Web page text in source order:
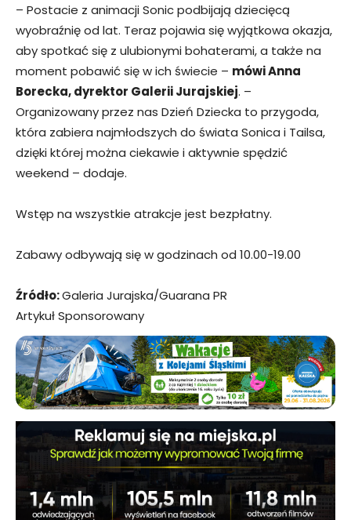
– Postacie z animacji Sonic podbijają dziecięcą
wyobraźnię od lat. Teraz pojawia się wyjątkowa okazja,
aby spotkać się z ulubionymi bohaterami, a także na
moment pobawić się w ich świecie – mówi Anna
Borecka, dyrektor Galerii Jurajskiej. –
Organizowany przez nas Dzień Dziecka to przygoda,
która zabiera najmłodszych do świata Sonica i Tailsa,
dzięki której można ciekawie i aktywnie spędzić
weekend – dodaje.
Wstęp na wszystkie atrakcje jest bezpłatny.
Zabawy odbywają się w godzinach od 10.00-19.00
Źródło:Galeria Jurajska/Guarana PR
Artykuł Sponsorowany